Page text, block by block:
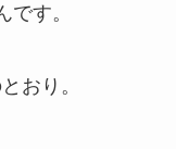
す。
おり。